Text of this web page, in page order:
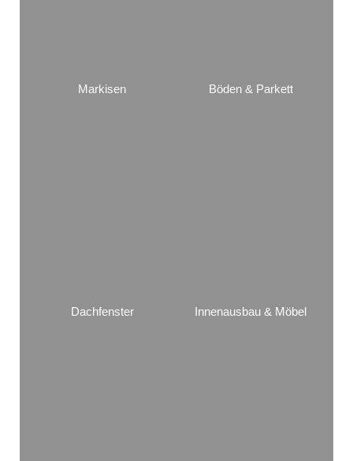
Markisen Böden & Parkett
Dachfenster Innenausbau & Möbel